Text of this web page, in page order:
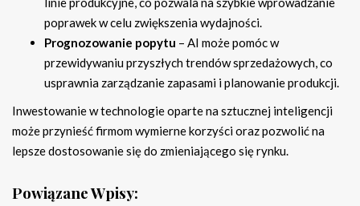
poprawek w celu zwiększenia wydajności.
Prognozowanie popytu – AI może pomóc w
przewidywaniu przyszłych trendów sprzedażowych, co
usprawnia zarządzanie zapasami i planowanie produkcji.
Inwestowanie w technologie oparte na sztucznej inteligencji
może przynieść firmom wymierne korzyści oraz pozwolić na
lepsze dostosowanie się do zmieniającego się rynku.
Powiązane Wpisy: